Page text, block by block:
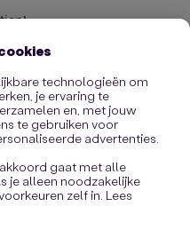
.
technologieën om
je ervaring te
en, met jouw
te gebruiken voor
advertenties.
gaat met alle
je alleen noodzakelijke
zelf in. Lees